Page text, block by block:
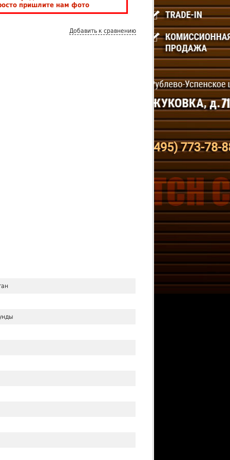
пришлите нам фото
Добавить к сравнению